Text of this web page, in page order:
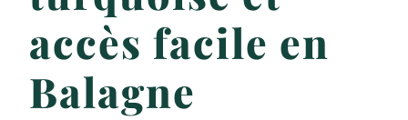
accès facile en
Balagne